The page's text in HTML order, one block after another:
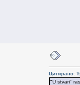
Цитирано:
"U stvari"